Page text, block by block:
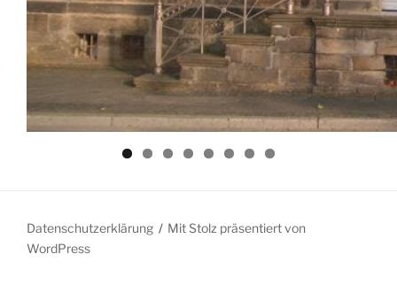
Der Wartebereich
Datenschutzerklärung
Mit Stolz präsentiert von
WordPress